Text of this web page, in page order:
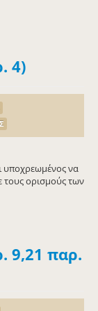
4)
υποχρεωμένος να
τους ορισμούς των
9,21 παρ.